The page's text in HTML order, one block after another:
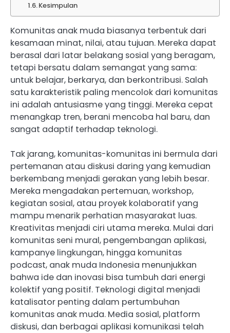
Kesimpulan
Komunitas anak muda biasanya terbentuk dari
kesamaan minat, nilai, atau tujuan. Mereka dapat
berasal dari latar belakang sosial yang beragam,
tetapi bersatu dalam semangat yang sama:
untuk belajar, berkarya, dan berkontribusi. Salah
satu karakteristik paling mencolok dari komunitas
ini adalah antusiasme yang tinggi. Mereka cepat
menangkap tren, berani mencoba hal baru, dan
sangat adaptif terhadap teknologi.
Tak jarang, komunitas-komunitas ini bermula dari
pertemanan atau diskusi daring yang kemudian
berkembang menjadi gerakan yang lebih besar.
Mereka mengadakan pertemuan, workshop,
kegiatan sosial, atau proyek kolaboratif yang
mampu menarik perhatian masyarakat luas.
Kreativitas menjadi ciri utama mereka. Mulai dari
komunitas seni mural, pengembangan aplikasi,
kampanye lingkungan, hingga komunitas
podcast, anak muda Indonesia menunjukkan
bahwa ide dan inovasi bisa tumbuh dari energi
kolektif yang positif. Teknologi digital menjadi
katalisator penting dalam pertumbuhan
komunitas anak muda. Media sosial, platform
diskusi, dan berbagai aplikasi komunikasi telah